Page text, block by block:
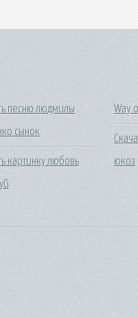
песню людмилы
сынок
картинку любовь
Way
юкоз